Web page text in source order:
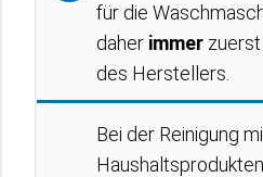
für die
daher immer
des Herstellers.
Bei der Reinigung